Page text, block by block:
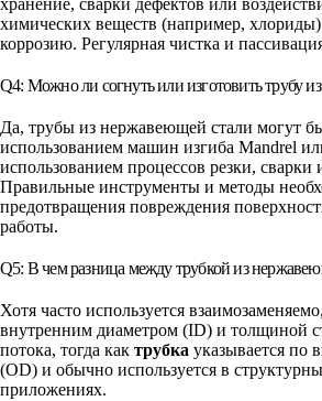
хранение, сварки дефектов или
химических веществ (например, хлориды)
коррозию. Регулярная чистка и
Q4: Можно ли согнуть или изготовить трубу
Да, трубы из нержавеющей стали могут
использованием машин изгиба Mandrel
использованием процессов резки,
Правильные инструменты и методы
предотвращения повреждения
работы.
Q5: В чем разница между трубкой из
Хотя часто используется взаимозаменяемо,
внутренним диаметром (ID) и толщиной
потока, тогда как трубка указывается по
(OD) и обычно используется в
приложениях.